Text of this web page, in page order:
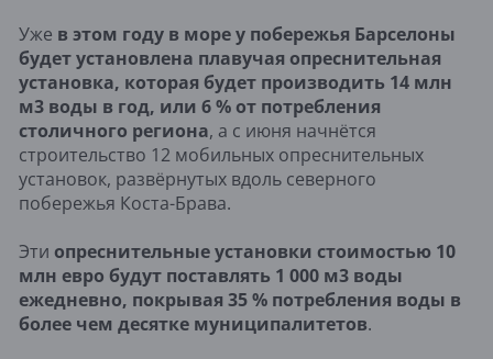
Уже в этом году в море у побережья Барселоны
будет установлена плавучая опреснительная
установка, которая будет производить 14 млн
м3 воды в год, или 6 % от потребления
столичного региона, а с июня начнётся
строительство 12 мобильных опреснительных
установок, развёрнутых вдоль северного
побережья Коста-Брава.
Эти опреснительные установки стоимостью 10
млн евро будут поставлять 1 000 м3 воды
ежедневно, покрывая 35 % потребления воды в
более чем десятке муниципалитетов.